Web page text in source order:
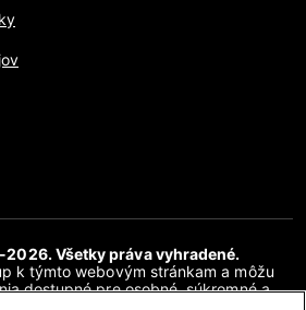
Všetky práva vyhradené.
k týmto webovým stránkam a môžu
dostupné pre osobné, súkromné a